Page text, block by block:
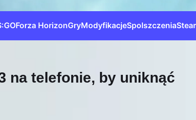
Forza HorizonGryModyfikacjeSpolszczenia
na telefonie, by uniknąć